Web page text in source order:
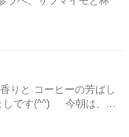
りと コーヒーの芳ばし
しです(^^) 今朝は、...